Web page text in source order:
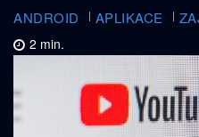
ANDROID APLIKACE
2 min.